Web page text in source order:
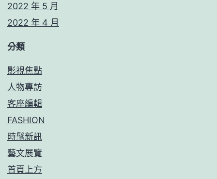
2022 年 5 月
2022 年 4 月
分類
影視焦點
人物專訪
客座編輯
FASHION
時髦新訊
藝文展覽
首頁上方